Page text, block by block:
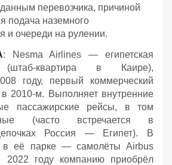
перевозчика, причиной
подача наземного
и очереди на рулении.
: Nesma Airlines — египетская
(штаб-квартира в Каире),
году, первый коммерческий
2010-м. Выполняет внутренние
пассажирские рейсы, в том
(часто встречается в
Россия — Египет). В
в её парке — самолёты Airbus
году компанию приобрёл